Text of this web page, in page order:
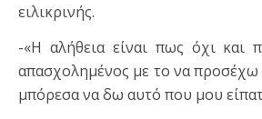
ειλικρινής.
-«Η αλήθεια είναι πως όχι και
απασχολημένος με το να
μπόρεσα να δω αυτό που μου